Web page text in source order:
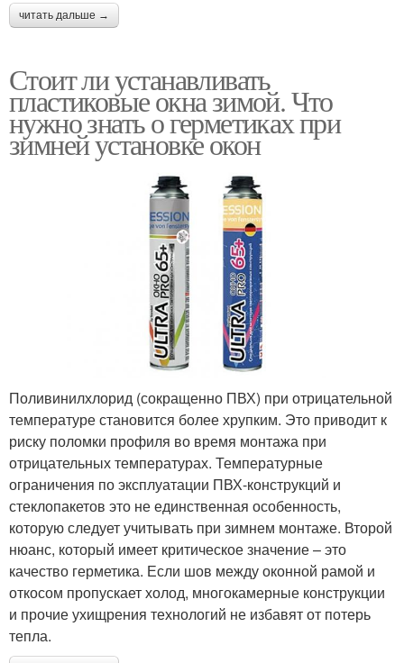
читать дальше →
Стоит ли устанавливать
пластиковые окна зимой. Что
нужно знать о герметиках при
зимней установке окон
Поливинилхлорид (сокращенно ПВХ) при отрицательной
температуре становится более хрупким. Это приводит к
риску поломки профиля во время монтажа при
отрицательных температурах. Температурные
ограничения по эксплуатации ПВХ-конструкций и
стеклопакетов это не единственная особенность,
которую следует учитывать при зимнем монтаже. Второй
нюанс, который имеет критическое значение – это
качество герметика. Если шов между оконной рамой и
откосом пропускает холод, многокамерные конструкции
и прочие ухищрения технологий не избавят от потерь
тепла.